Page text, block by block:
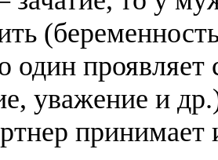
один
уважение и